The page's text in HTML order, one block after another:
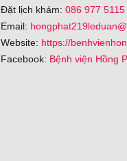
Đặt lịch khám: 086 977 5115
Email:
Website: https://
Facebook: Bệnh viện Hồng